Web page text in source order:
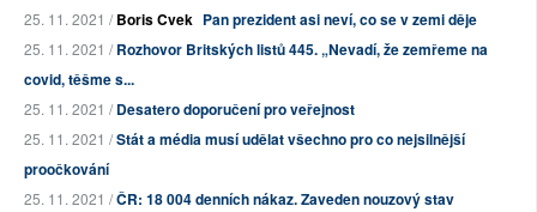
25. 11. 2021 /Boris Cvek Pan prezident asi neví, co se v zemi děje
25. 11. 2021 /Rozhovor Britských listů 445. „Nevadí, že zemřeme na
covid, těšme s...
25. 11. 2021 /Desatero doporučení pro veřejnost
25. 11. 2021 /Stát a média musí udělat všechno pro co nejsilnější
proočkování
25. 11. 2021 /ČR: 18 004 denních nákaz. Zaveden nouzový stav